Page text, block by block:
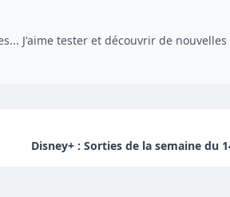
J'aime tester et découvrir de nouvelles
Disney+ : Sorties de la semaine du